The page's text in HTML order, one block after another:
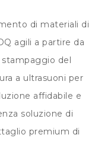
di materiali di
agili a partire da
del
a ultrasuoni per
affidabile e
soluzione di
premium di